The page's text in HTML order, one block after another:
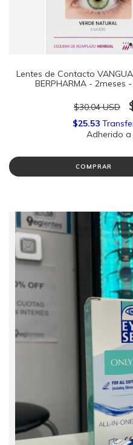
Lentes de Contacto
BERPHARMA - 2meses
$30.04 USD
COMPRAR